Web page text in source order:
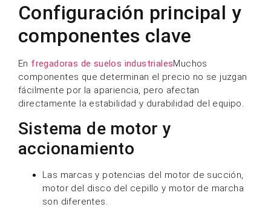
Configuración principal y
componentes clave
En fregadoras de suelos industrialesMuchos
componentes que determinan el precio no se juzgan
fácilmente por la apariencia, pero afectan
directamente la estabilidad y durabilidad del equipo.
Sistema de motor y
accionamiento
Las marcas y potencias del motor de succión,
motor del disco del cepillo y motor de marcha
son diferentes.